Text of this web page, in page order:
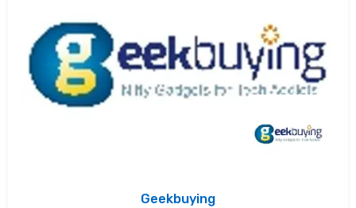
Geekbuying